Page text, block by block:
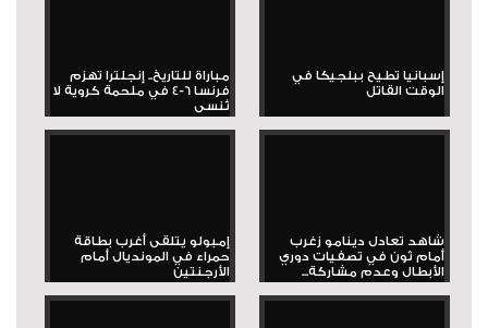
إسبانيا تطيح ببلجيكا في
الوقت القاتل
مباراة للتاريخ.. إنجلترا تهزم
فرنسا 6-4 في ملحمة كروية لا
تُنسى
شاهد تعادل دينامو زغرب
أمام ثون في تصفيات دوري
الأبطال وعدم مشاركة...
إمبولو يتلقى أغرب بطاقة
حمراء في المونديال أمام
الأرجنتين